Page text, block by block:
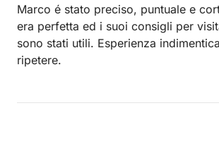
Marco é stato preciso, puntuale e
era perfetta ed i suoi consigli per
sono stati utili. Esperienza
ripetere.